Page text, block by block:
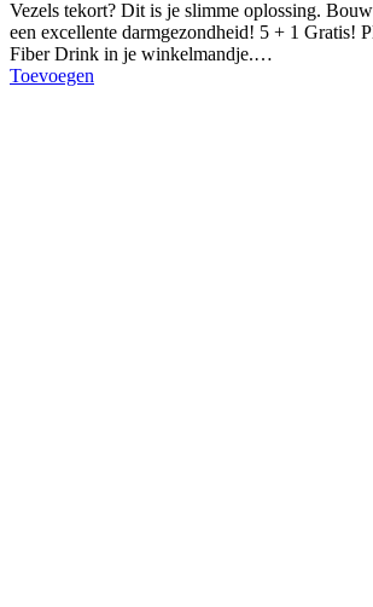
Vezels tekort? Dit is je slimme oplossing.
een excellente darmgezondheid! 5 + 1 Gratis!
Fiber Drink in je winkelmandje.…
Toevoegen